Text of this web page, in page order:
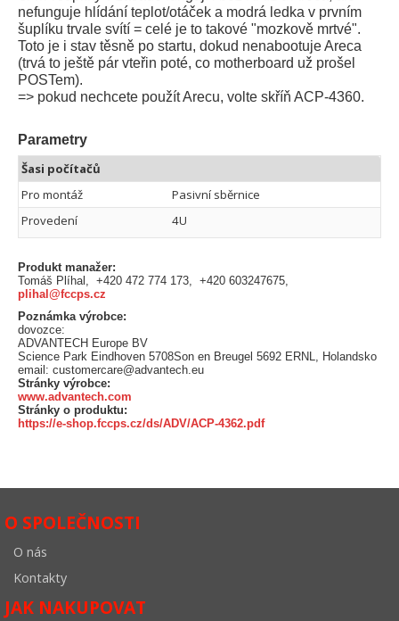
nefunguje hlídání teplot/otáček a modrá ledka v prvním
šuplíku trvale svítí = celé je to takové "mozkově mrtvé".
Toto je i stav těsně po startu, dokud nenabootuje Areca
(trvá to ještě pár vteřin poté, co motherboard už prošel
POSTem).
=> pokud nechcete použít Arecu, volte skříň ACP-4360.
Parametry
Šasi počítačů
Pro montáž
Pasivní sběrnice
Provedení
4U
Produkt manažer:
Tomáš Plíhal, +420 472 774 173, +420 603247675,
plihal@fccps.cz
Poznámka výrobce:
dovozce:
ADVANTECH Europe BV
Science Park Eindhoven 5708Son en Breugel 5692 ERNL, Holandsko
email: customercare@advantech.eu
Stránky výrobce:
www.advantech.com
Stránky o produktu:
https://e-shop.fccps.cz/ds/ADV/ACP-4362.pdf
O SPOLEČNOSTI
O nás
Kontakty
JAK NAKUPOVAT